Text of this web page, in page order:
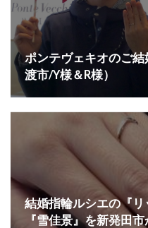
結婚指輪 ひとめぼれ
結婚指輪 マリッジリ
結婚指輪 人気 ブラン
結婚指輪 新常識
結婚指輪 選び方
結婚指輪18金
結
結婚指輪30代
結
結婚指輪30代選び方
結婚指輪50万
結
ポンテヴェキオのご
渡市/Y様＆R様）
結婚指輪ルシエの『
『雪佳景』を新発田